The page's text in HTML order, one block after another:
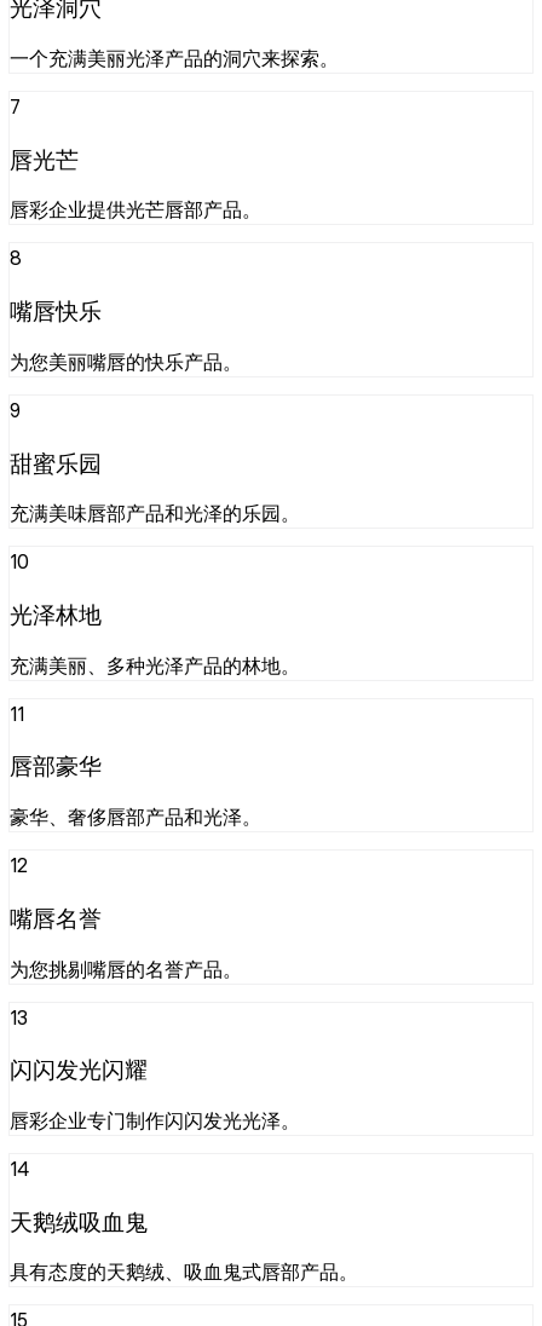
光泽洞穴
一个充满美丽光泽产品的洞穴来探索。
7
唇光芒
唇彩企业提供光芒唇部产品。
8
嘴唇快乐
为您美丽嘴唇的快乐产品。
9
甜蜜乐园
充满美味唇部产品和光泽的乐园。
10
光泽林地
充满美丽、多种光泽产品的林地。
11
唇部豪华
豪华、奢侈唇部产品和光泽。
12
嘴唇名誉
为您挑剔嘴唇的名誉产品。
13
闪闪发光闪耀
唇彩企业专门制作闪闪发光光泽。
14
天鹅绒吸血鬼
具有态度的天鹅绒、吸血鬼式唇部产品。
15